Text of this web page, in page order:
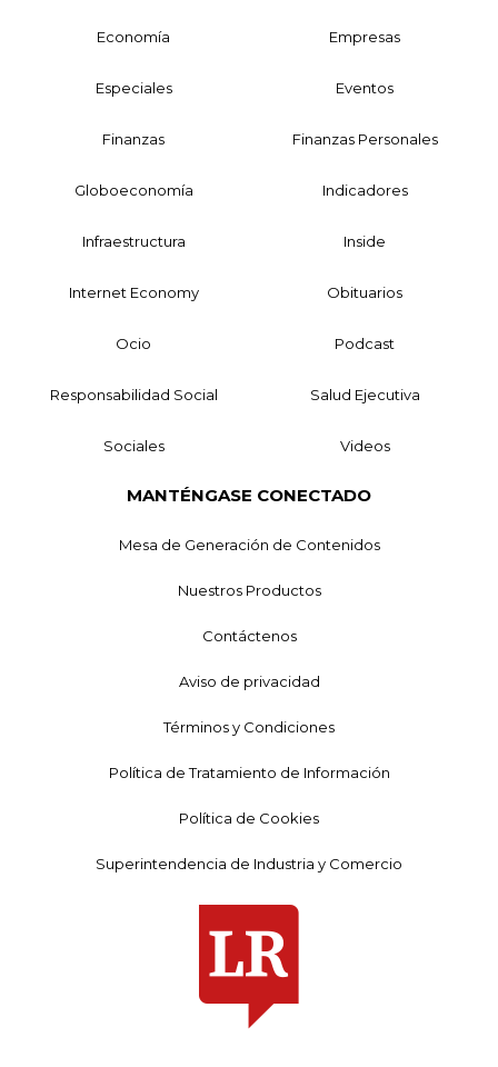
Economía Empresas
Especiales Eventos
Finanzas Finanzas Personales
Globoeconomía Indicadores
Infraestructura Inside
Internet Economy Obituarios
Ocio Podcast
Responsabilidad Social Salud Ejecutiva
Sociales Videos
MANTÉNGASE CONECTADO
Mesa de Generación de Contenidos
Nuestros Productos
Contáctenos
Aviso de privacidad
Términos y Condiciones
Política de Tratamiento de Información
Política de Cookies
Superintendencia de Industria y Comercio